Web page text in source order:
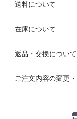
送料について
在庫について
返品・交換について
ご注文内容の変更